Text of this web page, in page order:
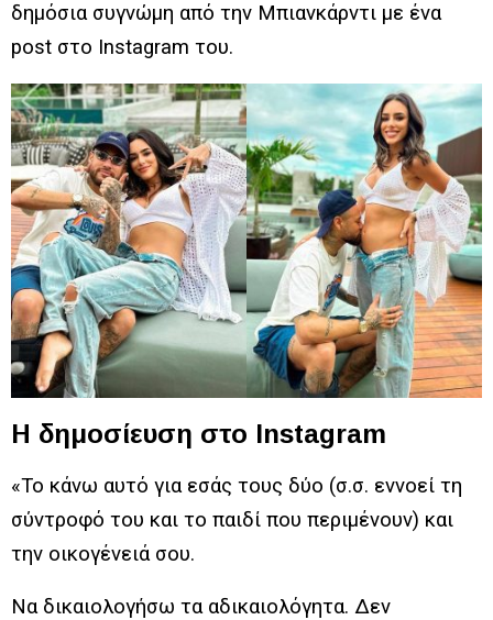
δημόσια συγνώμη από την Μπιανκάρντι με ένα
post στο Instagram του.
Η δημοσίευση στο Instagram
«Το κάνω αυτό για εσάς τους δύο (σ.σ. εννοεί τη
σύντροφό του και το παιδί που περιμένουν) και
την οικογένειά σου.
Να δικαιολογήσω τα αδικαιολόγητα. Δεν